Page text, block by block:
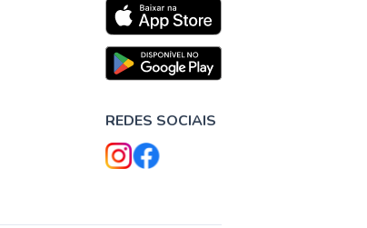
REDES SOCIAIS